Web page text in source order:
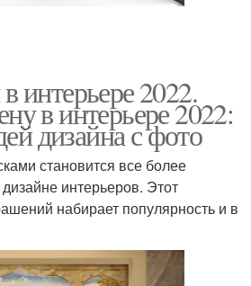
интерьере 2022.
в интерьере 2022:
дизайна с фото
становится все более
интерьеров. Этот
набирает популярность и в